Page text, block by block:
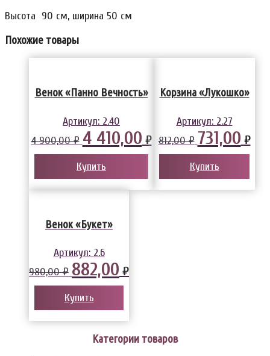
Высота 90 см, ширина 50 см
Похожие товары
Венок «Панно Вечность»
Артикул: 2.40
4 900,00 ₽ 4 410,00 ₽
Купить
Корзина «Лукошко»
Артикул: 2.27
812,00 ₽ 731,00 ₽
Купить
Венок «Букет»
Артикул: 2.6
980,00 ₽ 882,00 ₽
Купить
Категории товаров